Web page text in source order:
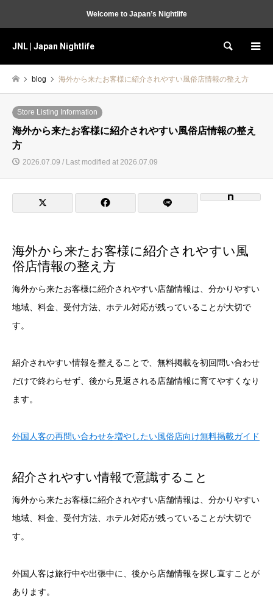
Welcome to Japan’s Nightlife
JNL | Japan Nightlife Search
blog 海外から来たお客様に紹介されやすい風俗店情報の整え方
Store Listing Information
海外から来たお客様に紹介されやすい風俗店情報の整え
方
2026.07.09 / Last modified at 2026.07.09
海外から来たお客様に紹介されやすい風
俗店情報の整え方
海外から来たお客様に紹介されやすい店舗情報は、分かりやすい
地域、料金、受付方法、ホテル対応が残っていることが大切で
す。
紹介されやすい情報を整えることで、無料掲載を初回問い合わせ
だけで終わらせず、後から見返される店舗情報に育てやすくなり
ます。
外国人客の再問い合わせを増やしたい風俗店向け無料掲載ガイド
紹介されやすい情報で意識すること
海外から来たお客様に紹介されやすい店舗情報は、分かりやすい
地域、料金、受付方法、ホテル対応が残っていることが大切で
す。
外国人客は旅行中や出張中に、後から店舗情報を探し直すことが
あります。